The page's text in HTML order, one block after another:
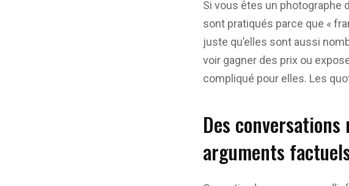
Si vous êtes un photographe
sont pratiqués parce que «
juste qu’elles sont aussi
voir gagner des prix ou
compliqué pour elles. Les
Des
arguments